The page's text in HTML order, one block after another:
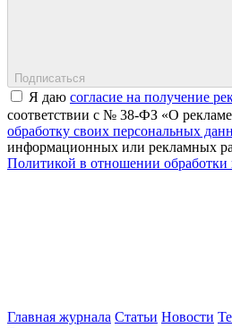
Подписаться
Я даю согласие на получение
соответствии с № 38-ФЗ «О
обработку своих персональных
информационных или рекламных
Политикой в отношении
Главная журнала Статьи Новости